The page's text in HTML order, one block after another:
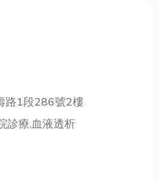
路1段286號2樓
診療,血液透析